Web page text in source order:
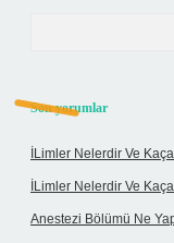
Son yorumlar
İLimler Nelerdir Ve Kaça
İLimler Nelerdir Ve Kaça
Anestezi Bölümü Ne